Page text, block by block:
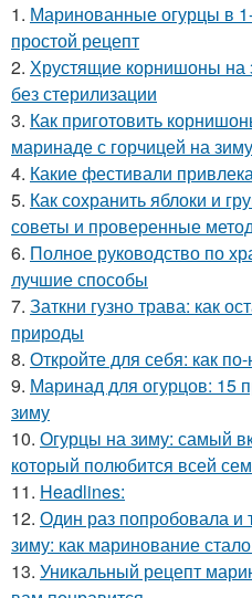
1. Маринованные огурцы в
простой рецепт
2. Хрустящие корнишоны на
без стерилизации
3. Как приготовить
маринаде с горчицей на зиму
4. Какие фестивали
5. Как сохранить яблоки и
советы и проверенные
6. Полное руководство по
лучшие способы
7. Заткни гузно трава: как
природы
8. Откройте для себя: как
9. Маринад для огурцов: 15
зиму
10. Огурцы на зиму: самый
который полюбится всей
11. Headlines:
12. Один раз попробовала и
зиму: как маринование
13. Уникальный рецепт